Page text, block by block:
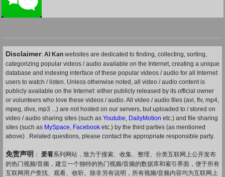
Disclaimer: AI Kan websites are dedicated to finding, collecting, sorting,
categorizing popular videos / audio available on the Internet, creating a unique
database and indexing interface of these popular videos / audio for all Internet
users to watch / listen. Unless otherwise noted, all video / audio content is
publicly available on the Internet: either publicly released by its official owner
or volunteers who love these videos / audio. All video / audio files (avi, flv, mp4,
mpeg, divx, mp3 ...) are not hosted on our servers, but uploaded to / stored on
video / audio sharing sites (such as Youtube DailyMotion etc.) and file sharing
sites (such as MySpace Facebook etc.) by the third parties (as mentioned
above) . Related questions, please contact the appropriate responsible party.
免责声明 ： 爱看系列网站，致力于搜索、收集、整理、分类互联网上公开发布
的热门视频/音频，建立一个独特的热门视频/音频的数据库和索引界面，便于所有
互联网用户查找、观看、收听。除非另有说明，所有视频/音频内容均为互联网上